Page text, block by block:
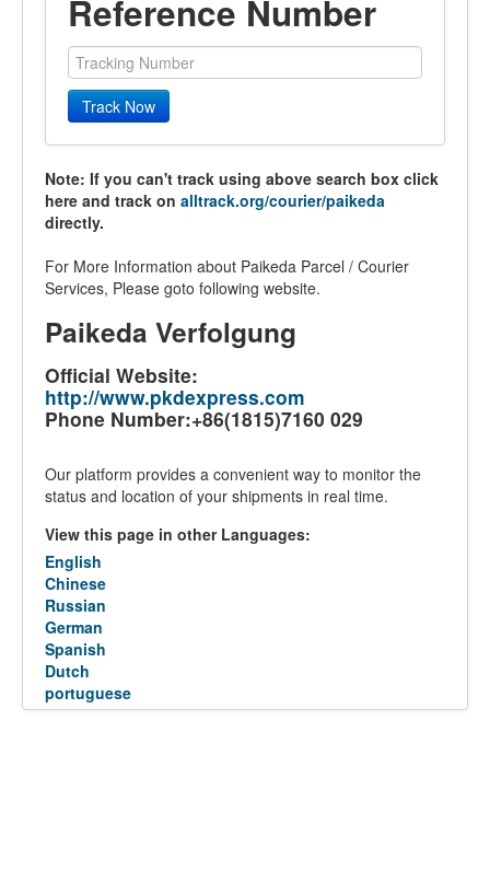
Reference Number
Track Now
Note: If you can't track using above search box click
here and track on alltrack.org/courier/paikeda
directly.
For More Information about Paikeda Parcel / Courier
Services, Please goto following website.
Paikeda Verfolgung
Official Website:
http://www.pkdexpress.com
Phone Number:+86(1815)7160 029
Our platform provides a convenient way to monitor the
status and location of your shipments in real time.
View this page in other Languages:
English
Chinese
Russian
German
Spanish
Dutch
portuguese